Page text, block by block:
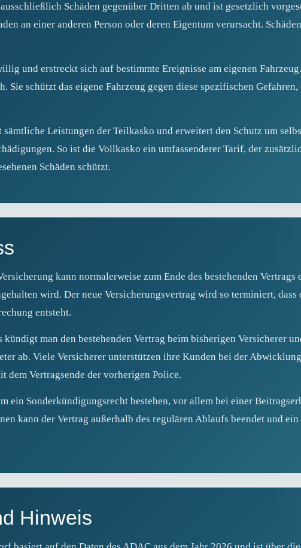
Schäden gegenüber Dritten ab und ist gesetzlich
an einer anderen Person oder deren Eigentum verursacht.
und erstreckt sich auf bestimmte Ereignisse am eigenen
Sie schützt das eigene Fahrzeug gegen diese spezifischen
sämtliche Leistungen der Teilkasko und erweitert den Schutz um
So ist die Vollkasko ein umfassenderer Tarif, der
Schäden schützt.
kann normalerweise zum Ende des bestehenden
wird. Der neue Versicherungsvertrag wird so terminiert, dass
entsteht.
man den bestehenden Vertrag beim bisherigen Versicherer
ab. Viele Versicherer unterstützen ihre Kunden bei der
dem Vertragsende der vorherigen Police.
ein Sonderkündigungsrecht bestehen, vor allem bei einer
kann der Vertrag außerhalb des regulären Ablaufs beendet und
Hinweis